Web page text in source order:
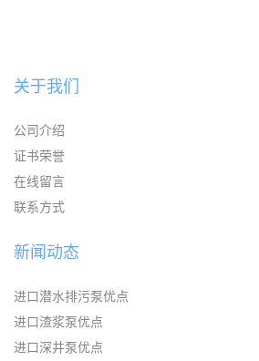
关于我们
公司介绍
证书荣誉
在线留言
联系方式
新闻动态
进口潜水排污泵优点
进口渣浆泵优点
进口深井泵优点